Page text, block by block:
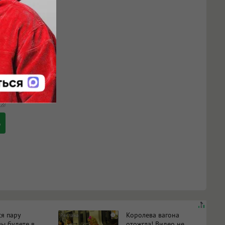
пару
i
Королева вагона